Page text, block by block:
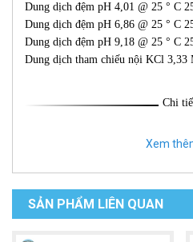
Dung dịch đệm pH 4,01 @ 25 ° C
Dung dịch đệm pH 6,86 @ 25 ° C
Dung dịch đệm pH 9,18 @ 25 ° C
Dung dịch tham chiếu nội KCl 3,33
Chi
Xem
SẢN PHẨM LIÊN QUAN